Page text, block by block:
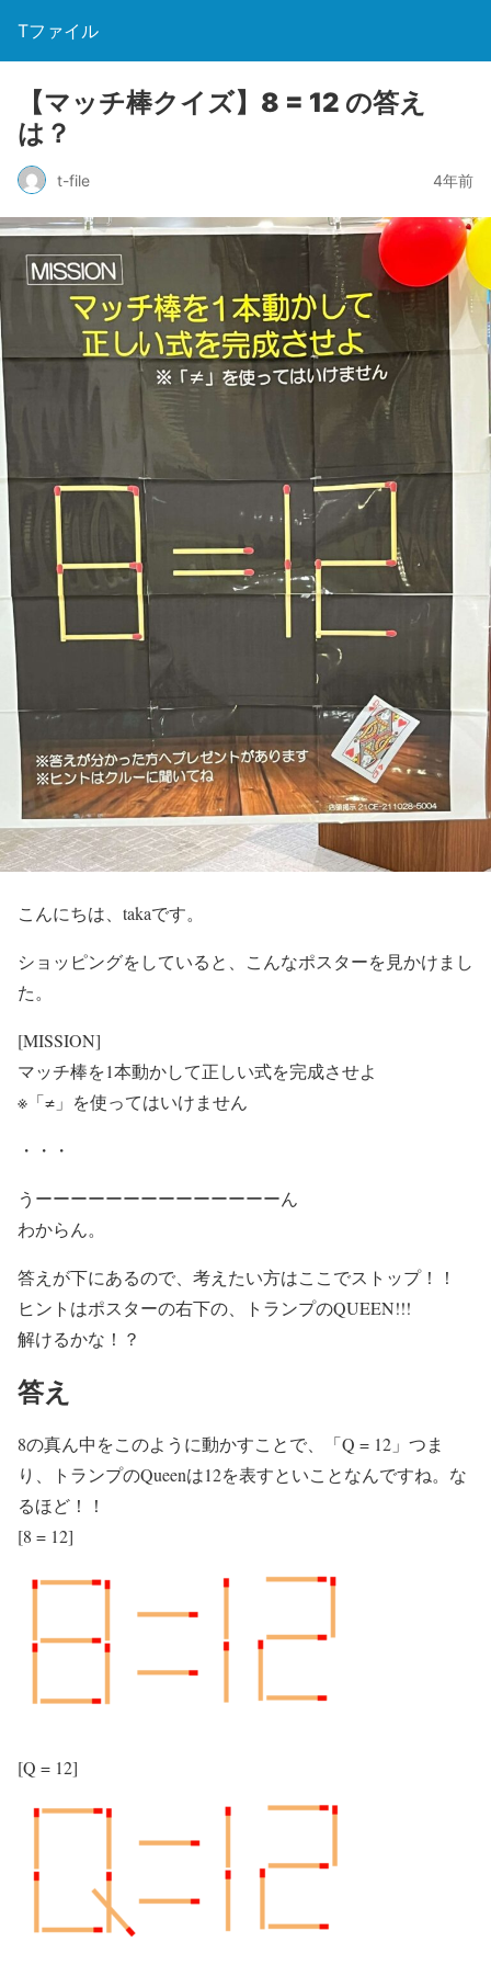
Tファイル
【マッチ棒クイズ】8 = 12 の答え
は？
t-file 4年前
こんにちは、takaです。
ショッピングをしていると、こんなポスターを見かけまし
た。
[MISSION]
マッチ棒を1本動かして正しい式を完成させよ
※「≠」を使ってはいけません
・・・
うーーーーーーーーーーーーーーん
わからん。
答えが下にあるので、考えたい方はここでストップ！！
ヒント はポスターの右下の、 トランプのQUEEN!!!
解けるかな！？
答え
8の真ん中をこのように動かすことで、「Q = 12」つま
り、トランプのQueenは12を表すといことなんですね。な
るほど！！
[8 = 12]
[Q = 12]